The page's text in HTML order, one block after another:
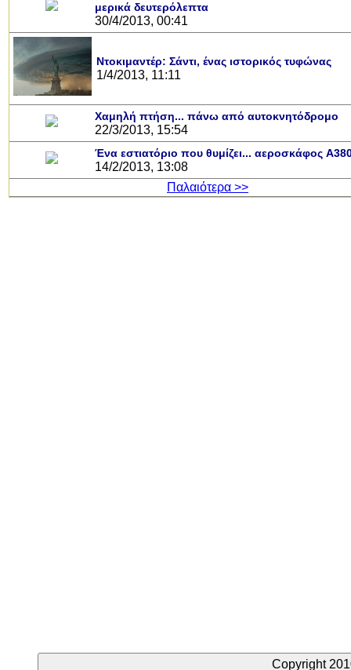
μερικά δευτερόλεπτα
30/4/2013, 00:41
Ντοκιμαντέρ: Σάντι, ένας ιστορικός τυφώνας
1/4/2013, 11:11
Χαμηλή πτήση... πάνω από αυτοκνητόδρομο
22/3/2013, 15:54
Ένα εστιατόριο που θυμίζει... αεροσκάφος
14/2/2013, 13:08
Παλαιότερα >>
Copyright